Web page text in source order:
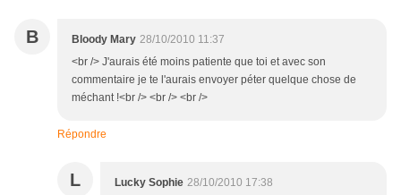
B Bloody Mary 28/10/2010 11:37
<br /> J'aurais été moins patiente que toi et avec son
commentaire je te l'aurais envoyer péter quelque chose de
méchant !<br /> <br /> <br />
Répondre
L Lucky Sophie 28/10/2010 17:38